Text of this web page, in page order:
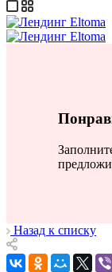
Назад к списку